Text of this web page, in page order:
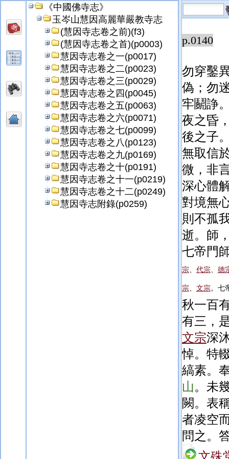
《中國佛寺志》
玉岑山慧因高麗華嚴教寺志
(慧因寺志卷之前)(f3)
(慧因寺志卷之首)(p0003)
慧因寺志卷之一(p0017)
慧因寺志卷之二(p0023)
慧因寺志卷之三(p0029)
慧因寺志卷之四(p0045)
慧因寺志卷之五(p0063)
慧因寺志卷之六(p0071)
慧因寺志卷之七(p0099)
慧因寺志卷之八(p0123)
慧因寺志卷之九(p0169)
慧因寺志卷之十(p0191)
慧因寺志卷之十一(p0219)
慧因寺志卷之十二(p0249)
慧因寺志附錄(p0259)
靜，無
p.0140
勿穿鑿
偽；勿
牢鬬諍
夜之昏
後之子
無取信
微，非
深心體
對境無
則不孤
逝。師
七帝門
宗、 代宗、 德
宗、 文宗。七
秋一百
有三，
文宗深
悼。特
縞素。
山。未
闕。表
者凌空
問之。
文殊